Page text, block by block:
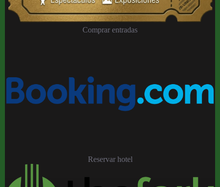
Comprar entradas
Reservar hotel